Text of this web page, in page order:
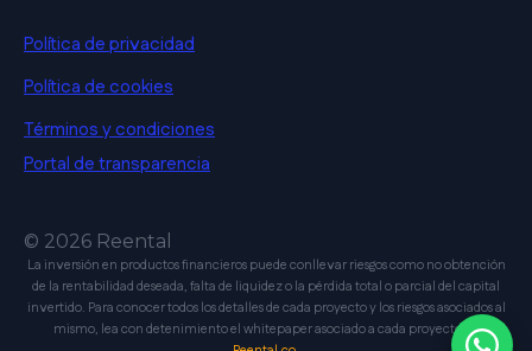
Política de privacidad
Política de cookies
Términos y condiciones
Portal de transparencia
© 2026 Reental
La inversión en productos financieros puede conllevar riesgos como no obtención
de la rentabilidad deseada, falta de liquidez o la pérdida total o parcial del capital
invertido. Para conocer todos los detalles de cada proyecto y los riesgos asociados al
mismo, lea con detenimiento el whitepaper asociado a cada proyecto en